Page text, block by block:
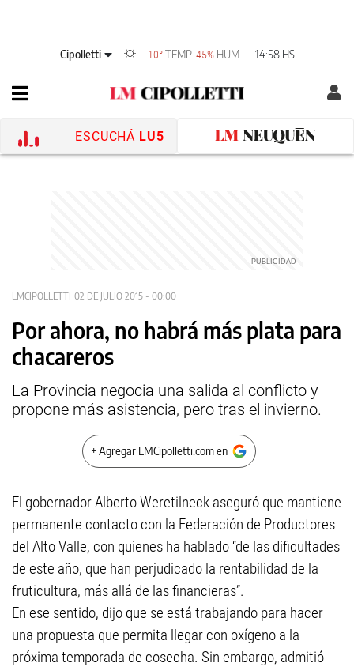
Cipolletti 10° TEMP 45% HUM 14:58 HS
ESCUCHÁ LU5
LMCIPOLLETTI 02 DE JULIO 2015 - 00:00
Por ahora, no habrá más plata para
chacareros
La Provincia negocia una salida al conflicto y
propone más asistencia, pero tras el invierno.
+ Agregar LMCipolletti.com en
El gobernador Alberto Weretilneck aseguró que mantiene
permanente contacto con la Federación de Productores
del Alto Valle, con quienes ha hablado “de las dificultades
de este año, que han perjudicado la rentabilidad de la
fruticultura, más allá de las financieras”.
En ese sentido, dijo que se está trabajando para hacer
una propuesta que permita llegar con oxígeno a la
próxima temporada de cosecha. Sin embargo, admitió